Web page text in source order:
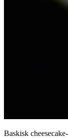
Baskisk